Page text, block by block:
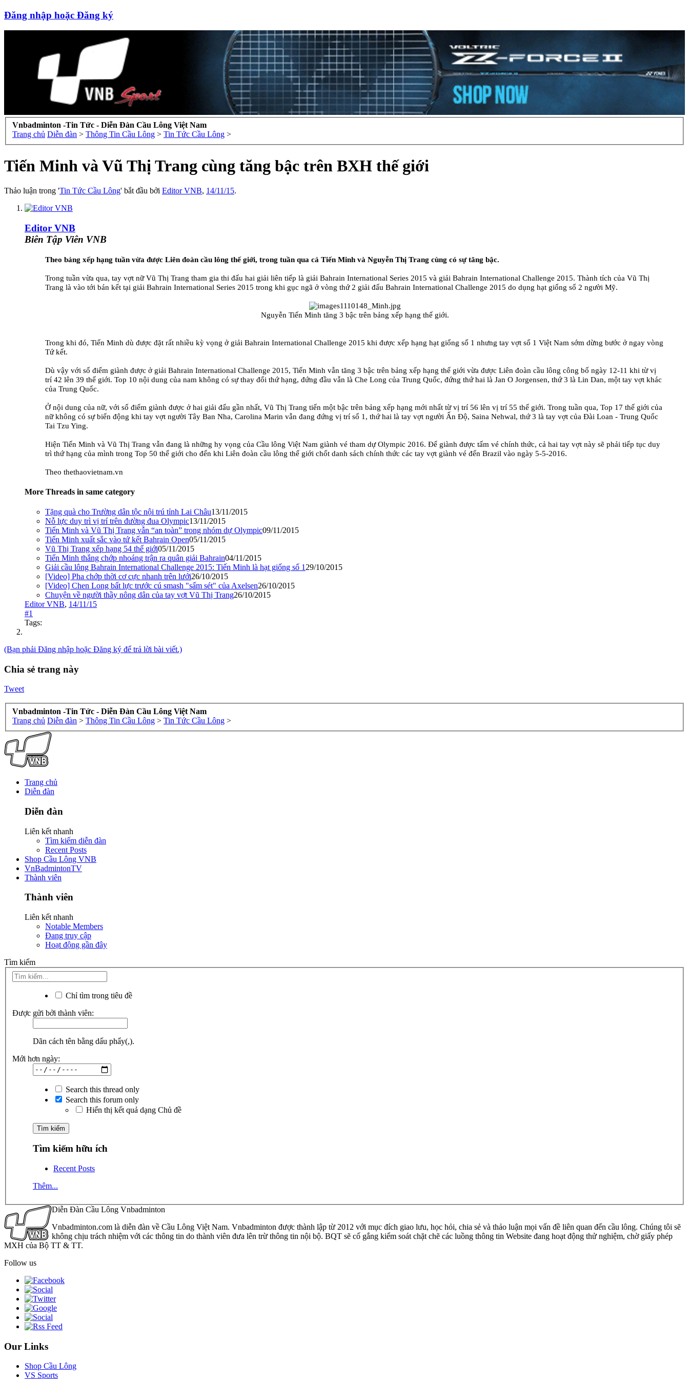
Đăng nhập hoặc Đăng ký
Vnbadminton -Tin Tức - Diễn Đàn Cầu Lông Việt Nam
Trang chủ Diễn đàn > Thông Tin Cầu Lông > Tin Tức Cầu Lông >
Tiến Minh và Vũ Thị Trang cùng tăng bậc trên BXH thế giới
Thảo luận trong 'Tin Tức Cầu Lông' bắt đầu bởi Editor VNB, 14/11/15.
Editor VNB
Biên Tập Viên VNB
Theo bảng xếp hạng tuần vừa được Liên đoàn cầu lông thế giới, trong tuần qua cả Tiến Minh và Nguyễn Thị Trang cùng có sự tăng bậc.
Trong tuần vừa qua, tay vợt nữ Vũ Thị Trang tham gia thi đấu hai giải liên tiếp là giải Bahrain International Series 2015 và giải Bahrain International Challenge 2015. Thành tích của Vũ Thị
Trang là vào tới bán kết tại giải Bahrain International Series 2015 trong khi gục ngã ở vòng thứ 2 giải đấu Bahrain International Challenge 2015 do dụng hạt giống số 2 người Mỹ.
Nguyễn Tiến Minh tăng 3 bậc trên bảng xếp hạng thế giới.
Trong khi đó, Tiến Minh dù được đặt rất nhiều kỳ vọng ở giải Bahrain International Challenge 2015 khi được xếp hạng hạt giống số 1 nhưng tay vợt số 1 Việt Nam sớm dừng bước ở ngay vòng
Tứ kết.
Dù vậy với số điểm giành được ở giải Bahrain International Challenge 2015, Tiến Minh vẫn tăng 3 bậc trên bảng xếp hạng thế giới vừa được Liên đoàn cầu lông công bố ngày 12-11 khi từ vị
trí 42 lên 39 thế giới. Top 10 nội dung của nam không có sự thay đổi thứ hạng, đứng đầu vẫn là Che Long của Trung Quốc, đứng thứ hai là Jan O Jorgensen, thứ 3 là Lin Dan, một tay vợt khác
của Trung Quốc.
Ở nội dung của nữ, với số điểm giành được ở hai giải đấu gần nhất, Vũ Thị Trang tiến một bậc trên bảng xếp hạng mới nhất từ vị trí 56 lên vị trí 55 thế giới. Trong tuần qua, Top 17 thế giới của
nữ không có sự biến động khi tay vợt người Tây Ban Nha, Carolina Marin vẫn đang đứng vị trí số 1, thứ hai là tay vợt người Ấn Độ, Saina Nehwal, thứ 3 là tay vợt của Đài Loan - Trung Quốc
Tai Tzu Ying.
Hiện Tiến Minh và Vũ Thị Trang vẫn đang là những hy vọng của Cầu lông Việt Nam giành vé tham dự Olympic 2016. Để giành được tấm vé chính thức, cả hai tay vợt này sẽ phải tiếp tục duy
trì thứ hạng của mình trong Top 50 thế giới cho đến khi Liên đoàn cầu lông thế giới chốt danh sách chính thức các tay vợt giành vé đến Brazil vào ngày 5-5-2016.
Theo thethaovietnam.vn
More Threads in same category
Tặng quà cho Trường dân tộc nội trú tỉnh Lai Châu13/11/2015
Nỗ lực duy trì vị trí trên đường đua Olympic13/11/2015
Tiến Minh và Vũ Thị Trang vẫn “an toàn” trong nhóm dự Olympic09/11/2015
Tiến Minh xuất sắc vào tứ kết Bahrain Open05/11/2015
Vũ Thị Trang xếp hạng 54 thế giới05/11/2015
Tiến Minh thắng chớp nhoáng trận ra quân giải Bahrain04/11/2015
Giải cầu lông Bahrain International Challenge 2015: Tiến Minh là hạt giống số 1 29/10/2015
[Video] Pha chớp thời cơ cực nhanh trên lưới26/10/2015
[Video] Chen Long bất lực trước cú smash "sấm sét" của Axelsen26/10/2015
Chuyện về người thầy nông dân của tay vợt Vũ Thị Trang26/10/2015
Editor VNB, 14/11/15
#1
Tags:
(Bạn phải Đăng nhập hoặc Đăng ký để trả lời bài viết.)
Chia sẻ trang này
Tweet
Vnbadminton -Tin Tức - Diễn Đàn Cầu Lông Việt Nam
Trang chủ Diễn đàn > Thông Tin Cầu Lông > Tin Tức Cầu Lông >
Trang chủ
Diễn đàn
Diễn đàn
Liên kết nhanh
Tìm kiếm diễn đàn
Recent Posts
Shop Cầu Lông VNB
VnBadmintonTV
Thành viên
Thành viên
Liên kết nhanh
Notable Members
Đang truy cập
Hoạt động gần đây
Tìm kiếm
Chỉ tìm trong tiêu đề
Được gửi bởi thành viên:
Dãn cách tên bằng dấu phẩy(,).
Mới hơn ngày:
Search this thread only
Search this forum only
Hiển thị kết quả dạng Chủ đề
Tìm kiếm hữu ích
Recent Posts
Thêm...
Diễn Đàn Cầu Lông Vnbadminton
Vnbadminton.com là diễn đàn về Cầu Lông Việt Nam. Vnbadminton được thành lập từ 2012 với mục đích giao lưu, học hỏi, chia sẻ và thảo luận mọi vấn đề liên quan đến cầu lông. Chúng tôi sẽ
không chịu trách nhiệm với các thông tin do thành viên đưa lên trừ thông tin nội bộ. BQT sẽ cố gắng kiểm soát chặt chẽ các luồng thông tin Website đang hoạt động thử nghiệm, chờ giấy phép
MXH của Bộ TT & TT.
Follow us
Our Links
Shop Cầu Lông
VS Sports